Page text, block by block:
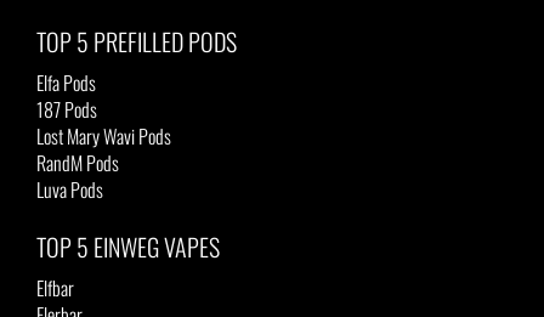
TOP 5 PREFILLED PODS
Elfa Pods
187 Pods
Lost Mary Wavi Pods
RandM Pods
Luva Pods
TOP 5 EINWEG VAPES
Elfbar